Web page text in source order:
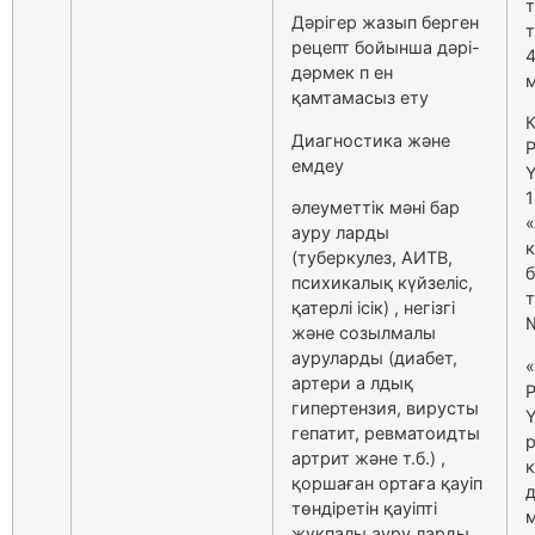
Дәрігер жазып берген
рецепт бойынша дәрі-
дәрмек п ен
қамтамасыз ету
Диагностика және
емдеу
әлеуметтік мәні бар
ауру ларды
(туберкулез, АИТВ,
психикалық күйзеліс,
қатерлі ісік) , негізгі
және созылмалы
ауруларды (диабет,
артери а лдық
гипертензия, вирусты
гепатит, ревматоидты
артрит және т.б.) ,
қоршаған ортаға қауіп
төндіретін қауіпті